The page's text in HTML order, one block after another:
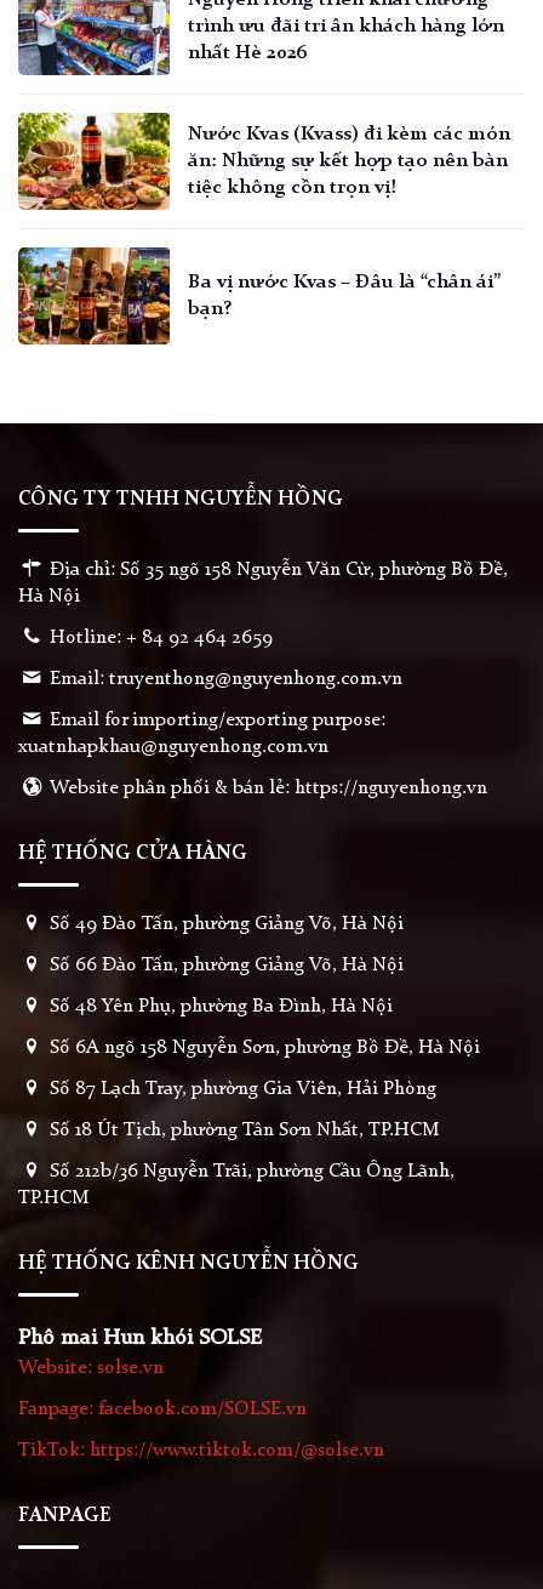
trình ưu đãi tri ân khách hàng lớn
nhất Hè 2026
Nước Kvas (Kvass) đi kèm các món
ăn: Những sự kết hợp tạo nên bàn
tiệc không cồn trọn vị!
Ba vị nước Kvas – Đâu là “chân ái”
bạn?
CÔNG TY TNHH NGUYỄN HỒNG
Địa chỉ: Số 35 ngõ 158 Nguyễn Văn Cừ, phường Bồ Đề,
Hà Nội
Hotline: + 84 92 464 2659
Email: truyenthong@nguyenhong.com.vn
Email for importing/exporting purpose:
xuatnhapkhau@nguyenhong.com.vn
Website phân phối & bán lẻ: https://nguyenhong.vn
HỆ THỐNG CỬA HÀNG
Số 49 Đào Tấn, phường Giảng Võ, Hà Nội
Số 66 Đào Tấn, phường Giảng Võ, Hà Nội
Số 48 Yên Phụ, phường Ba Đình, Hà Nội
Số 6A ngõ 158 Nguyễn Sơn, phường Bồ Đề, Hà Nội
Số 87 Lạch Tray, phường Gia Viên, Hải Phòng
Số 18 Út Tịch, phường Tân Sơn Nhất, TP.HCM
Số 212b/36 Nguyễn Trãi, phường Cầu Ông Lãnh,
TP.HCM
HỆ THỐNG KÊNH NGUYỄN HỒNG
Phô mai Hun khói SOLSE
Website: solse.vn
Fanpage: facebook.com/SOLSE.vn
TikTok: https://www.tiktok.com/@solse.vn
FANPAGE